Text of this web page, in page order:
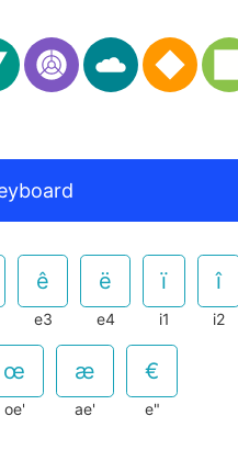
e3 e4 i1 i2
oe' ae' e"